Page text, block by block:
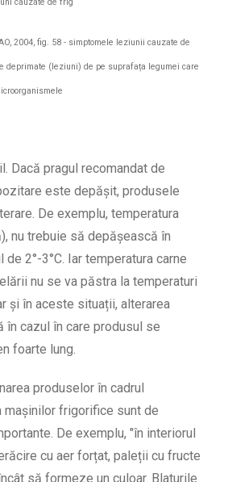
2004, fig. 58 - simptomele leziunii cauzate de
deprimate (leziuni) de pe suprafața legumei care
Dacă pragul recomandat de
este depășit, produsele
De exemplu, temperatura
nu trebuie să depășească în
2°-3°C. Iar temperatura carne
nu se va păstra la temperaturi
și în aceste situații, alterarea
în cazul în care produsul se
foarte lung.
produselor în cadrul
frigorifice sunt de
De exemplu, "în interiorul
cu aer forțat, paleții cu fructe
să formeze un culoar. Blaturile